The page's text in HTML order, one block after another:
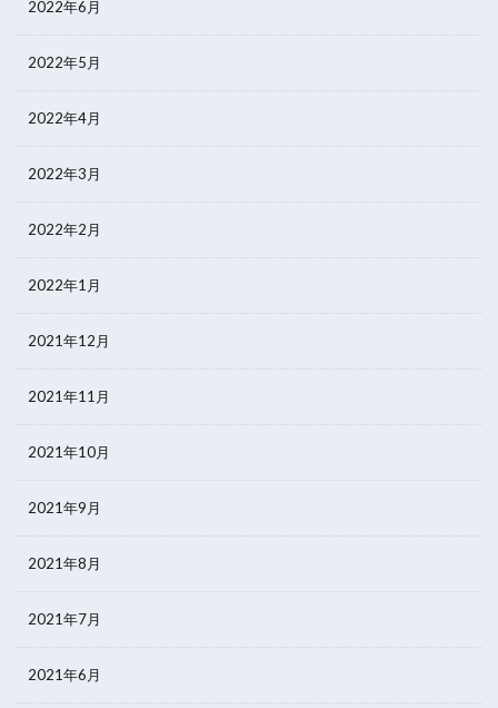
2022年6月
2022年5月
2022年4月
2022年3月
2022年2月
2022年1月
2021年12月
2021年11月
2021年10月
2021年9月
2021年8月
2021年7月
2021年6月